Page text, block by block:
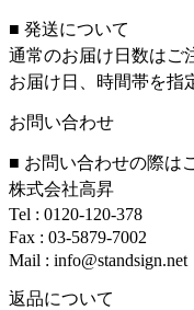
■ 発送について
通常のお届け日数はご
お届け日、時間帯を指
お問い合わせ
■ お問い合わせの際は
株式会社高昇
Tel : 0120-120-378
Fax : 03-5879-7002
Mail : info@standsign.net
返品について